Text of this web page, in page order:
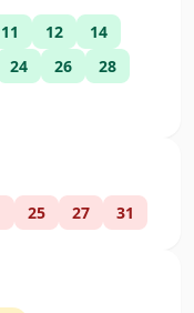
11 12
14
24 26
28
25 27 31